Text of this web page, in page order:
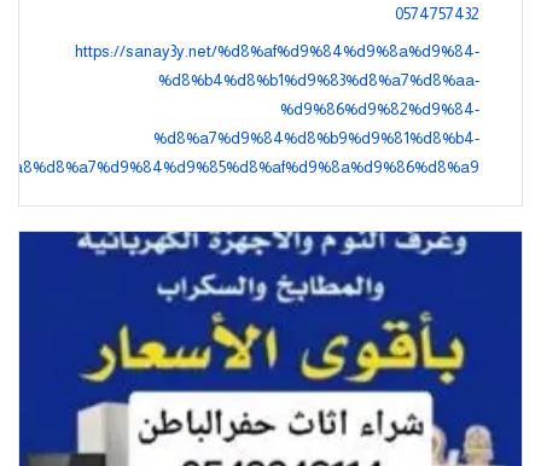
0574757432
https://sanay3y.net/%d8%af%d9%84%d9%8a%d9%84-
%d8%b4%d8%b1%d9%83%d8%a7%d8%aa-
%d9%86%d9%82%d9%84-
%d8%a7%d9%84%d8%b9%d9%81%d8%b4-